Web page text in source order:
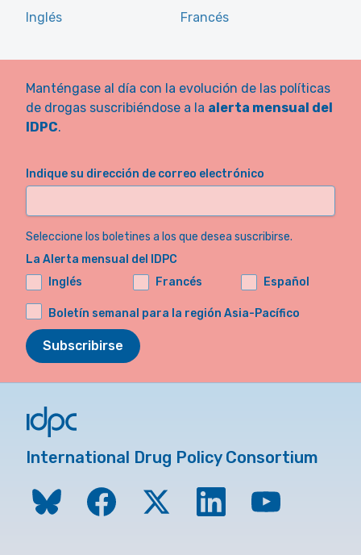
Inglés
Francés
Manténgase al día con la evolución de las políticas
de drogas suscribiéndose a la alerta mensual del
IDPC.
Indique su dirección de correo electrónico
Seleccione los boletines a los que desea suscribirse.
La Alerta mensual del IDPC
Inglés
Francés Español
Boletín semanal para la región Asia-Pacífico
Subscribirse
International Drug Policy Consortium